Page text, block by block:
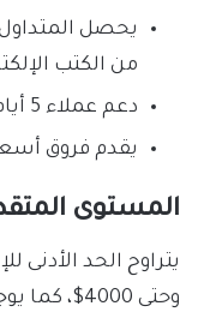
يحصل
من الكتب
دعم عملاء 5 أيام في الأسبوع.
يقدم فروق
المستوى